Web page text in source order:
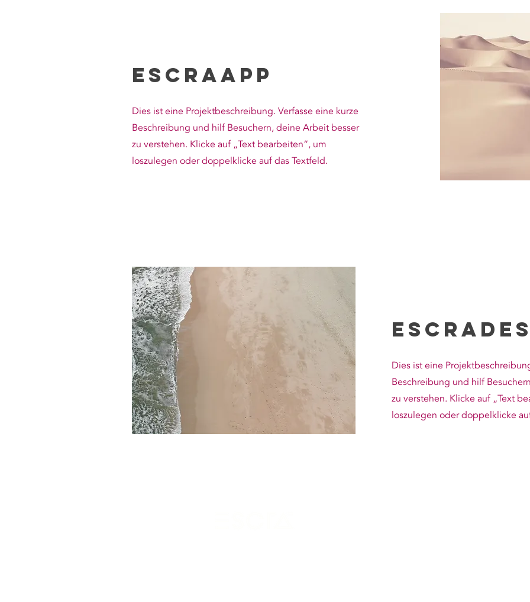
ESCRAapp
Dies ist eine Projektbeschreibung. Verfasse eine kurze
Beschreibung und hilf Besuchern, deine Arbeit besser
zu verstehen. Klicke auf „Text bearbeiten“, um
loszulegen oder doppelklicke auf das Textfeld.
Dies ist eine
Beschreibung und hilf
zu verstehen. Klicke auf „Text
loszulegen oder doppelklicke